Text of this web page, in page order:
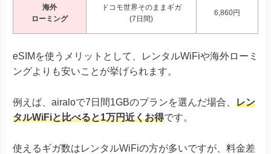
海外
ローミング
ドコモ世界そのままギガ
(7日間)
6,860円
eSIMを使うメリットとして、レンタルWiFiや海外ローミ
ングよりも安いことが挙げられます。
例えば、airaloで7日間1GBのプランを選んだ場合、 レン
タルWiFiと比べると1万円近くお得です。
使えるギガ数はレンタルWiFiの方が多いですが、料金差